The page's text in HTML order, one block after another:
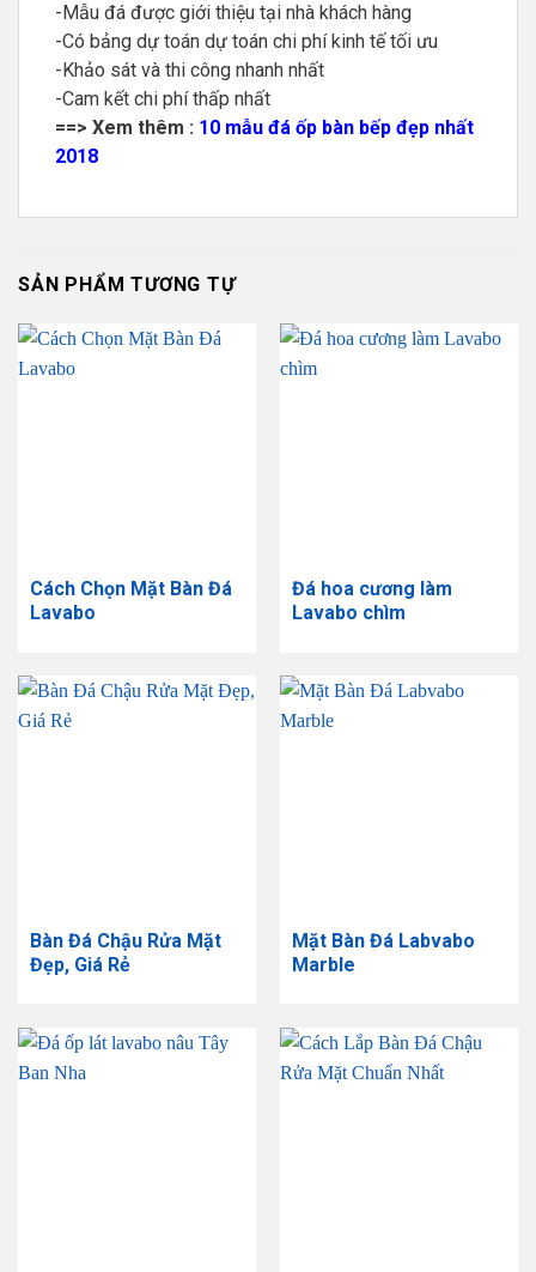
-Mẫu đá được giới thiệu tại nhà khách hàng
-Có bảng dự toán dự toán chi phí kinh tế tối ưu
-Khảo sát và thi công nhanh nhất
-Cam kết chi phí thấp nhất
==> Xem thêm : 10 mẫu đá ốp bàn bếp đẹp nhất
2018
SẢN PHẨM TƯƠNG TỰ
Cách Chọn Mặt Bàn Đá
Lavabo
Đá hoa cương làm
Lavabo chìm
Bàn Đá Chậu Rửa Mặt
Đẹp, Giá Rẻ
Mặt Bàn Đá Labvabo
Marble